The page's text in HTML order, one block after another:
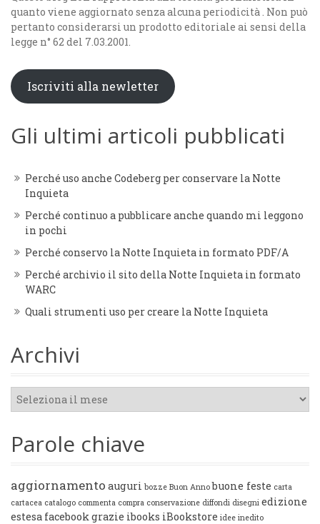
quanto viene aggiornato senza alcuna periodicità . Non può
pertanto considerarsi un prodotto editoriale ai sensi della
legge n° 62 del 7.03.2001.
Iscriviti alla newletter
Gli ultimi articoli pubblicati
Perché uso anche Codeberg per conservare la Notte
Inquieta
Perché continuo a pubblicare anche quando mi leggono
in pochi
Perché conservo la Notte Inquieta in formato PDF/A
Perché archivio il sito della Notte Inquieta in formato
WARC
Quali strumenti uso per creare la Notte Inquieta
Archivi
Archivi
Parole chiave
aggiornamento auguri bozze Buon Anno buone feste carta
cartacea catalogo commenta compra conservazione diffondi disegni edizione
estesa facebook grazie ibooks iBookstore idee inedito